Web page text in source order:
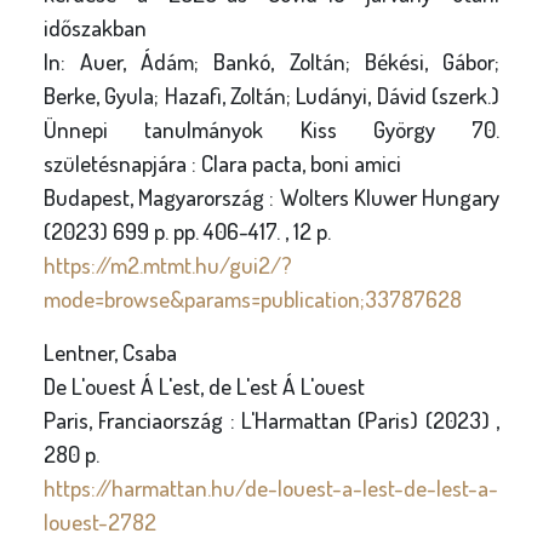
időszakban
In: Auer, Ádám; Bankó, Zoltán; Békési, Gábor;
Berke, Gyula; Hazafi, Zoltán; Ludányi, Dávid (szerk.)
Ünnepi tanulmányok Kiss György 70.
születésnapjára : Clara pacta, boni amici
Budapest, Magyarország : Wolters Kluwer Hungary
(2023) 699 p. pp. 406-417. , 12 p.
https://m2.mtmt.hu/gui2/?
mode=browse&params=publication;33787628
Lentner, Csaba
De L'ouest Á L'est, de L'est Á L'ouest
Paris, Franciaország : L'Harmattan (Paris) (2023) ,
280 p.
https://harmattan.hu/de-louest-a-lest-de-lest-a-
louest-2782